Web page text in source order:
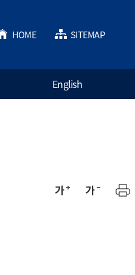
HOME SITEMAP
English